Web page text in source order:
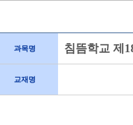
과목명 침뜸학교 제
교재명